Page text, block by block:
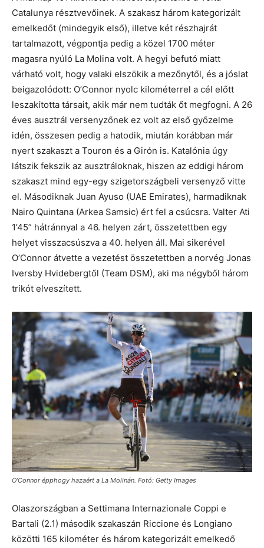
Catalunya résztvevőinek. A szakasz három kategorizált
emelkedőt (mindegyik első), illetve két részhajrát
tartalmazott, végpontja pedig a közel 1700 méter
magasra nyúló La Molina volt. A hegyi befutó miatt
várható volt, hogy valaki elszökik a mezőnytől, és a jóslat
beigazolódott: O’Connor nyolc kilométerrel a cél előtt
leszakította társait, akik már nem tudták őt megfogni. A 26
éves ausztrál versenyzőnek ez volt az első győzelme
idén, összesen pedig a hatodik, miután korábban már
nyert szakaszt a Touron és a Girón is. Katalónia úgy
látszik fekszik az ausztráloknak, hiszen az eddigi három
szakaszt mind egy-egy szigetországbeli versenyző vitte
el. Másodiknak Juan Ayuso (UAE Emirates), harmadiknak
Nairo Quintana (Arkea Samsic) ért fel a csúcsra. Valter Ati
1’45” hátránnyal a 46. helyen zárt, összetettben egy
helyet visszacsúszva a 40. helyen áll. Mai sikerével
O’Connor átvette a vezetést összetettben a norvég Jonas
Iversby Hvidebergtől (Team DSM), aki ma négyből három
trikót elveszített.
O’Connor épphogy hazaért a La Molinán. Fotó: Getty Images
Olaszországban a Settimana Internazionale Coppi e
Bartali (2.1) második szakaszán Riccione és Longiano
közötti 165 kilométer és három kategorizált emelkedő